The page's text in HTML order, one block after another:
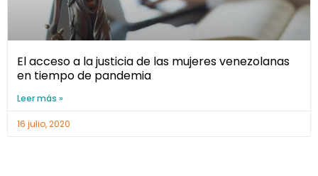
El acceso a la justicia de las mujeres venezolanas
en tiempo de pandemia
Leer más »
16 julio, 2020